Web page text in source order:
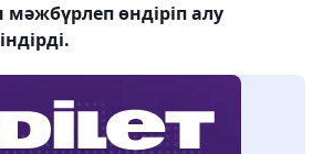
өндіріп алу